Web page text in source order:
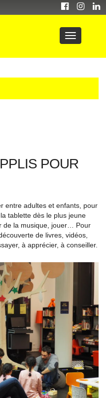
POUR
entre adultes et enfants, pour
tablette dès le plus jeune
de la musique, jouer… Pour
de livres, vidéos,
à apprécier, à conseiller.